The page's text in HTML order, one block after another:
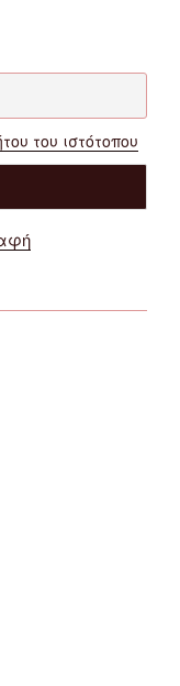
του ιστότοπου